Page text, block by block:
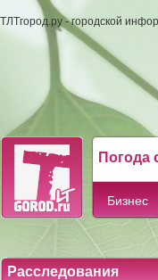
ТЛТгород.ру - городской
Погода
Бизнес
Расследования